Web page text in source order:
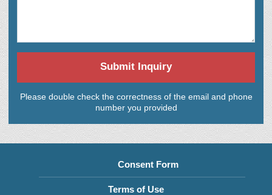
Submit Inquiry
Please double check the correctness of the email and phone
number you provided
Consent Form
Terms of Use